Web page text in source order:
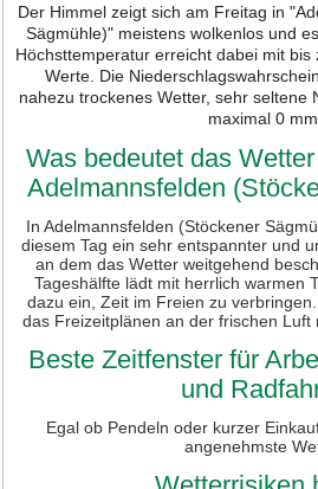
Der Himmel zeigt sich am Freitag in
Sägmühle)" meistens wolkenlos und
Höchsttemperatur erreicht dabei mit
Werte. Die
nahezu trockenes Wetter, sehr seltene
maximal 0 mm.
Was bedeutet das
Adelmannsfelden
In Adelmannsfelden (Stöckener
diesem Tag ein sehr entspannter und
an dem das Wetter weitgehend
Tageshälfte lädt mit herrlich warmen
dazu ein, Zeit im Freien zu
das Freizeitplänen an der frischen Luft
Beste Zeitfenster für
und
Egal ob Pendeln oder kurzer
angenehmste